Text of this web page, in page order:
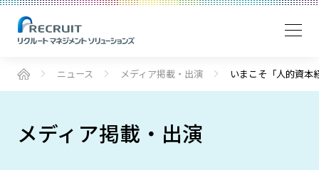
ニュース メディア掲載・出演 いまこそ「人的資本
メディア掲載・出演